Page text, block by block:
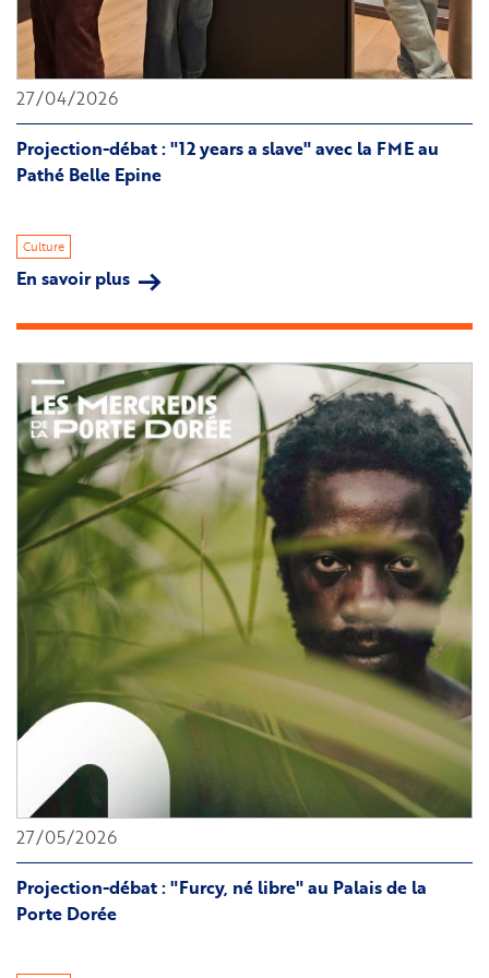
Delphine
Gardey
Projection-débat : "12 years a slave" avec la FME au
Pathé Belle Epine
Culture
27/04/2026
En savoir plus sur
débat
:
"12
years
a
slave"
avec
la
FME
au
Pathé
Belle
Epine
Projection-débat : "Furcy, né libre" au Palais de la
Porte Dorée
27/05/2026